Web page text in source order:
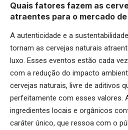
Quais fatores fazem as
atraentes para o mercado
A autenticidade e a
tornam as cervejas naturais
luxo. Esses eventos estão cada
com a redução do impacto
cervejas naturais, livre de aditivos
perfeitamente com esses valores.
ingredientes locais e orgânicos
caráter único, que ressoa com o